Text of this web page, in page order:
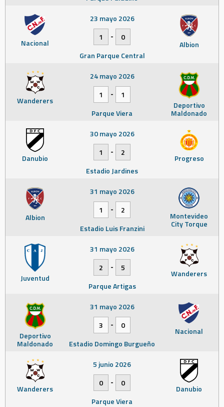
Nacional Albion
23 mayo 2026
1
-
0
Gran Parque Central
Wanderers Deportivo
Maldonado
24 mayo 2026
1
-
1
Parque Viera
Danubio Progreso
30 mayo 2026
1
-
2
Estadio Jardines
Albion Montevideo
City Torque
31 mayo 2026
1
-
2
Estadio Luis Franzini
Juventud Wanderers
31 mayo 2026
2
-
5
Parque Artigas
Deportivo
Maldonado
Nacional
31 mayo 2026
3
-
0
Estadio Domingo Burgueño
Wanderers Danubio
5 junio 2026
0
-
0
Parque Viera